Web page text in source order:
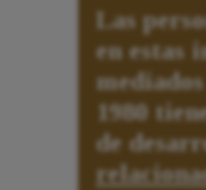
Las
en estas
1980
de